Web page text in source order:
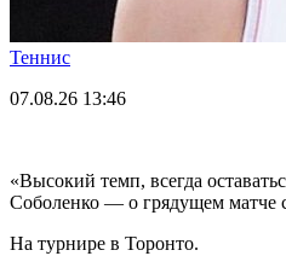
Теннис
07.08.26 13:46
«Высокий темп, всегда
Соболенко — о грядущем матче
На турнире в Торонто.